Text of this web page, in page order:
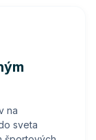
na
sveta